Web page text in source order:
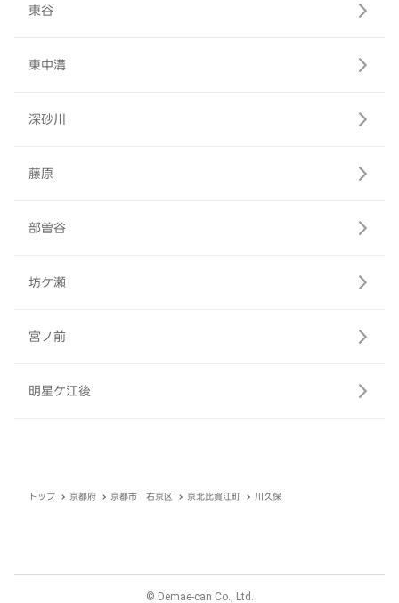
東谷
東中溝
深砂川
藤原
部曽谷
坊ケ瀬
宮ノ前
明星ケ江後
トップ 京都府 京都市 右京区 京北比賀江町 川久保
© Demae-can Co., Ltd.